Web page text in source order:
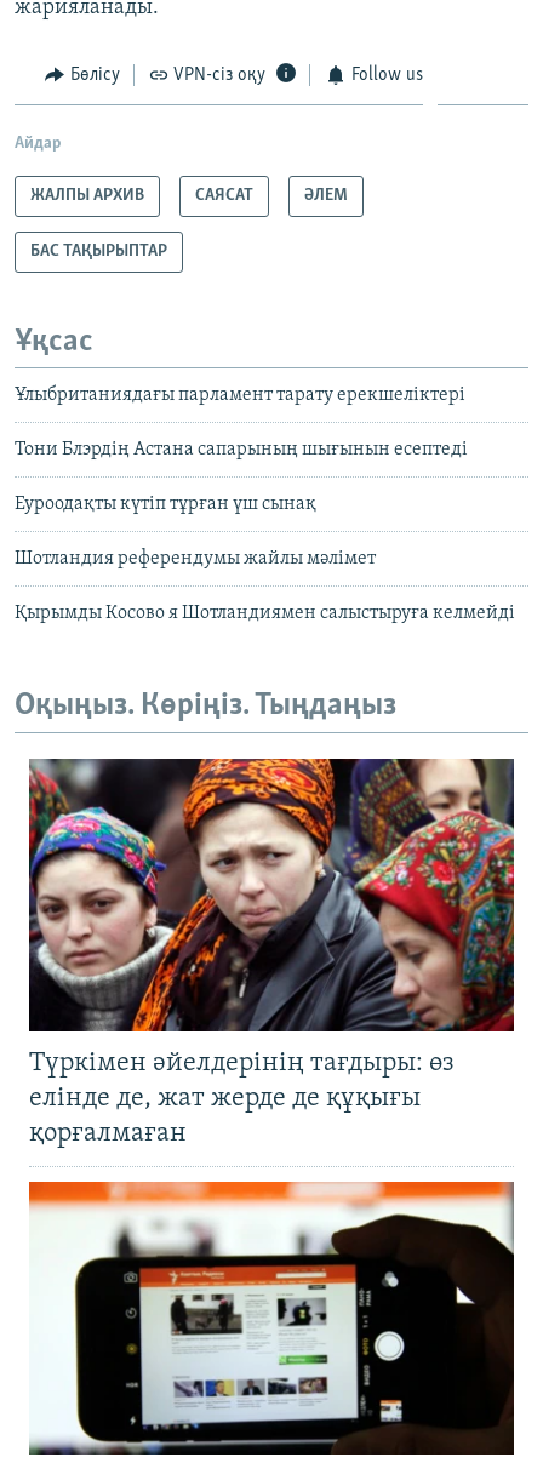
жарияланады.
Бөлісу VPN-сіз оқу Follow us
Айдар
ЖАЛПЫ АРХИВ САЯСАТ ӘЛЕМ
БАС ТАҚЫРЫПТАР
Ұқсас
Ұлыбританиядағы парламент тарату ерекшеліктері
Тони Блэрдің Астана сапарының шығынын есептеді
Еуроодақты күтіп тұрған үш сынақ
Шотландия референдумы жайлы мәлімет
Қырымды Косово я Шотландиямен салыстыруға келмейді
Оқыңыз. Көріңіз. Тыңдаңыз
Түркімен әйелдерінің тағдыры: өз
елінде де, жат жерде де құқығы
қорғалмаған